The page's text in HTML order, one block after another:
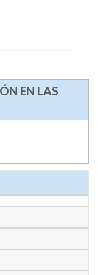
EN LAS